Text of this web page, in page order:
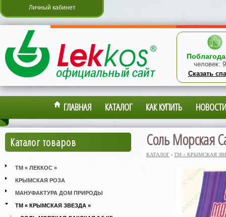
Личный кабинет
человек:
Сказать
ГЛАВНАЯ КАТАЛОГ КАК КУПИТЬ НОВОСТИ
Каталог товаров
ТМ « ЛЕККОС »
КРЫМСКАЯ РОЗА
МАНУФАКТУРА ДОМ ПРИРОДЫ
ТМ « КРЫМСКАЯ ЗВЕЗДА »
Соль Морская
КАТАЛОГ › ТМ « КРЫМСКАЯ